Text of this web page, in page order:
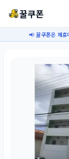
꿀쿠폰
📢 꿀쿠폰은 제휴